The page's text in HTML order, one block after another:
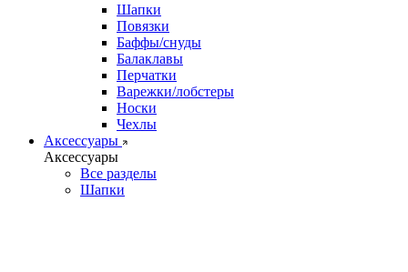
Шапки
Повязки
Баффы/снуды
Балаклавы
Перчатки
Варежки/лобстеры
Носки
Чехлы
Аксессуары
Аксессуары
Все разделы
Шапки